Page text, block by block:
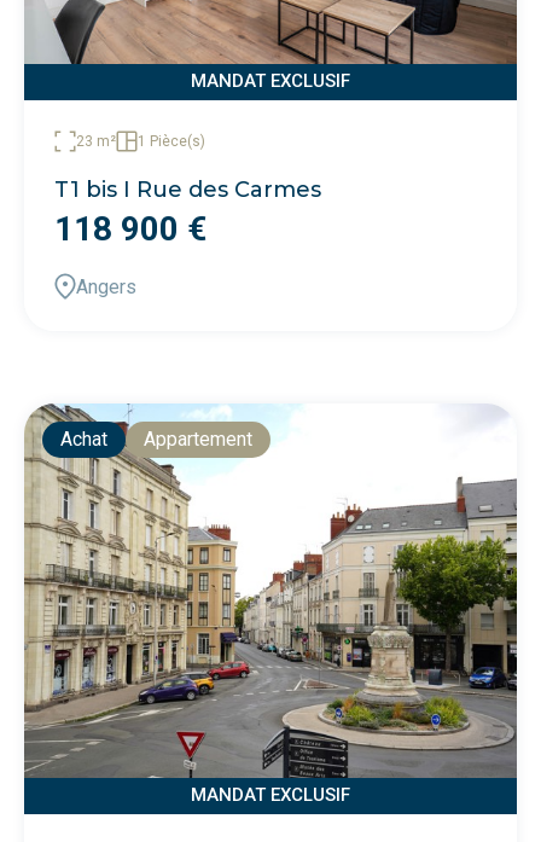
MANDAT EXCLUSIF
23 m² 1 Pièce(s)
T1 bis I Rue des Carmes
118 900 €
Angers
Achat Appartement
MANDAT EXCLUSIF